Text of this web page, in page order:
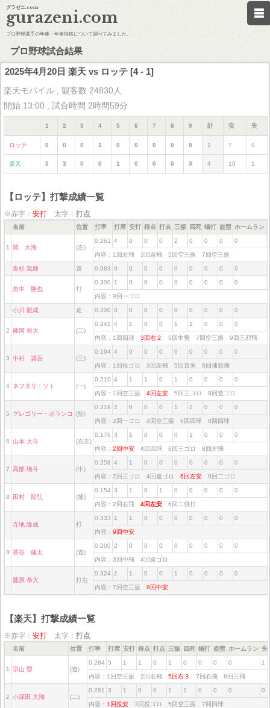
グラゼニ.com
gurazeni.com
プロ野球選手の年俸・年俸推移について調べてみました。
プロ野球試合結果
2025年4月20日 楽天 vs ロッテ [4 - 1]
楽天モバイル , 観客数 24830人
開始 13:00 , 試合時間 2時間59分
1 2 3 4 5 6 7 8 9 計 安 失
ロッテ 0 0 0 1 0 0 0 0 0 1 7 0
楽天 0 3 0 0 1 0 0 0 X 4 10 1
【ロッテ】打撃成績一覧
※赤字： 安打 太字： 打点
名前 位置 打率 打席 安打 得点 打点 三振 四死 犠打 盗塁 ホームラン
1 岡 大海 (左)
0.262 4 0 0 0 2 0 0 0 0
内容：1回左飛 3回遊飛 5回空三振 7回空三振
友杉 篤輝 遊 0.083 0 0 0 0 0 0 0 0 0
角中 勝也 打
0.300 1 0 0 0 0 0 0 0 0
内容：9回一ゴロ
小川 龍成 走 0.200 0 0 0 0 0 0 0 0 0
2 藤岡 裕大 (二)
0.241 4 1 0 0 1 1 0 0 0
内容：1回四球 3回右２ 5回中飛 7回空三振 9回三邪飛
3 中村 奨吾 (三)
0.194 4 0 0 0 0 0 0 0 0
内容：1回投ゴロ 3回左飛 5回遊失 8回捕邪飛
4 ネフタリ・ソト (一)
0.210 4 1 1 0 1 0 0 0 0
内容：1回空三振 4回左安 5回三ゴロ 8回遊ゴロ
5 グレゴリー・ポランコ (指)
0.219 2 0 0 0 1 2 0 0 0
内容：2回一ゴロ 4回空三振 6回四球 8回四球
6 山本 大斗 (右左)
0.176 3 1 0 0 0 1 0 0 0
内容： 2回中安 4回四球 6回三ゴロ 8回左飛
7 高部 瑛斗 (中)
0.258 4 1 0 0 0 0 0 0 0
内容：2回三ゴロ 4回遊ゴロ 6回左安 9回二ゴロ
8 田村 龍弘 (捕)
0.154 3 1 0 1 0 0 0 0 0
内容：2回右飛 4回左安 6回二併打
寺地 隆成 打
0.333 1 1 0 0 0 0 0 0 0
内容： 9回中安
9 茶谷 健太 (遊)
0.200 2 0 0 0 0 0 0 0 0
内容：3回中飛 4回遊ゴロ
藤原 恭大 打右
0.324 2 1 0 0 1 0 0 0 0
内容：7回空三振 9回中安
【楽天】打撃成績一覧
※赤字： 安打 太字： 打点
名前 位置 打率 打席 安打 得点 打点 三振 四死 犠打 盗塁 ホームラン 失
1 宗山 塁 (遊)
0.284 5 1 1 0 1 0 0 0 0 1
内容：1回空三振 2回右飛 5回右３ 7回右飛 8回三飛
2 小深田 大翔 (二)
0.281 3 1 0 0 1 1 0 0 0 0
内容： 1回投安 3回投ゴロ 5回空三振 7回四球